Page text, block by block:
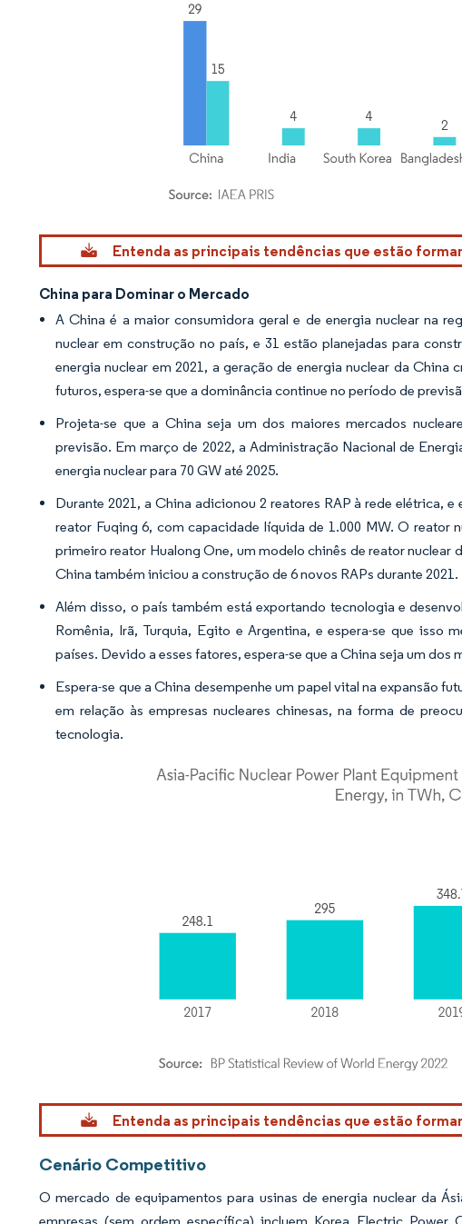
Imagem © Mordor Intelligence. O reuso requer atribuição conforme CC BY 4.0.
Entenda as principais tendências que estão
China para Dominar o Mercado
A China é a maior consumidora geral e de energia nuclear na
nuclear em construção no país, e 31 estão planejadas para
energia nuclear em 2021, a geração de energia nuclear da
futuros, espera-se que a dominância continue no período de
Projeta-se que a China seja um dos maiores mercados
previsão. Em março de 2022, a Administração Nacional de
energia nuclear para 70 GW até 2025.
Durante 2021, a China adicionou 2 reatores RAP à rede elétrica,
reator Fuqing 6, com capacidade líquida de 1.000 MW. O reator
primeiro reator Hualong One, um modelo chinês de reator nuclear
China também iniciou a construção de 6 novos RAPs durante 2021.
Além disso, o país também está exportando tecnologia e
Romênia, Irã, Turquia, Egito e Argentina, e espera-se que isso
países. Devido a esses fatores, espera-se que a China seja um
Espera-se que a China desempenhe um papel vital na expansão
em relação às empresas nucleares chinesas, na forma de
tecnologia.
Imagem © Mordor Intelligence. O reuso requer atribuição conforme CC BY 4.0.
Entenda as principais tendências que estão
Cenário Competitivo
O mercado de equipamentos para usinas de energia nuclear da